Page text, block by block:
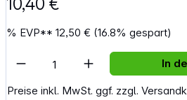
% EVP**12,50 € (16.8% gespart)
Preise inkl. MwSt. ggf. zzgl.
Artikel Anzahl: Gib den
In